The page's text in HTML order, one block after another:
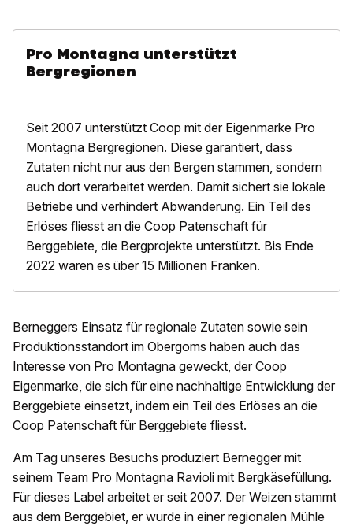
Pro Montagna unterstützt
Bergregionen
Seit 2007 unterstützt Coop mit der Eigenmarke Pro
Montagna Bergregionen. Diese garantiert, dass
Zutaten nicht nur aus den Bergen stammen, sondern
auch dort verarbeitet werden. Damit sichert sie lokale
Betriebe und verhindert Abwanderung. Ein Teil des
Erlöses fliesst an die Coop Patenschaft für
Berggebiete, die Bergprojekte unterstützt. Bis Ende
2022 waren es über 15 Millionen Franken.
Berneggers Einsatz für regionale Zutaten sowie sein
Produktionsstandort im Obergoms haben auch das
Interesse von Pro Montagna geweckt, der Coop
Eigenmarke, die sich für eine nachhaltige Entwicklung der
Berggebiete einsetzt, indem ein Teil des Erlöses an die
Coop Patenschaft für Berggebiete fliesst.
Am Tag unseres Besuchs produziert Bernegger mit
seinem Team Pro Montagna Ravioli mit Bergkäsefüllung.
Für dieses Label arbeitet er seit 2007. Der Weizen stammt
aus dem Berggebiet, er wurde in einer regionalen Mühle